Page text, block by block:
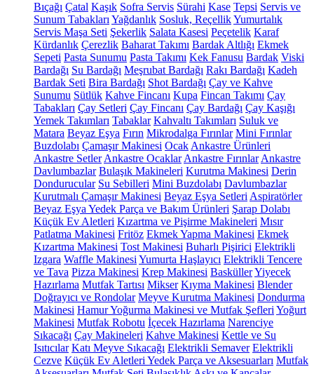
Bıçağı Çatal Kaşık Sofra Servis Sürahi Kase Tepsi Servis ve
Sunum Tabakları Yağdanlık Sosluk, ReçellikYumurtalık
Servis Maşa Seti Şekerlik Salata Kasesi Peçetelik Karaf
Kürdanlık Çerezlik Baharat Takımı Bardak Altlığı Ekmek
Sepeti Pasta Sunumu Pasta Takımı Kek Fanusu Bardak Viski
Bardağı Su Bardağı Meşrubat Bardağı Rakı Bardağı Kadeh
Bardak Seti Bira Bardağı Shot Bardağı Çay ve Kahve
Sunumu Sütlük Kahve Fincanı Kupa Fincan Takımı Çay
Tabakları Çay Setleri Çay Fincanı Çay Bardağı Çay Kaşığı
Yemek Takımları Tabaklar Kahvaltı Takımları Suluk ve
Matara Beyaz Eşya Fırın Mikrodalga Fırınlar Mini Fırınlar
Buzdolabı Çamaşır Makinesi Ocak Ankastre Ürünleri
Ankastre Setler Ankastre Ocaklar Ankastre Fırınlar Ankastre
Davlumbazlar Bulaşık Makineleri Kurutma Makinesi Derin
Dondurucular Su Sebilleri Mini Buzdolabı Davlumbazlar
Kurutmalı Çamaşır Makinesi Beyaz Eşya Setleri Aspiratörler
Beyaz Eşya Yedek Parça ve Bakım Ürünleri Şarap Dolabı
Küçük Ev Aletleri Kızartma ve Pişirme Makineleri Mısır
Patlatma Makinesi Fritöz Ekmek Yapma Makinesi Ekmek
Kızartma Makinesi Tost Makinesi Buharlı Pişirici Elektrikli
Izgara Waffle Makinesi Yumurta Haşlayıcı Elektrikli Tencere
ve Tava Pizza Makinesi Krep Makinesi BasküllerYiyecek
Hazırlama Mutfak Tartısı Mikser Kıyma Makinesi Blender
Doğrayıcı ve Rondolar Meyve Kurutma Makinesi Dondurma
Makinesi Hamur Yoğurma Makinesi ve Mutfak Şefleri Yoğurt
Makinesi Mutfak Robotu İçecek Hazırlama Narenciye
Sıkacağı Çay Makineleri Kahve Makinesi Kettle ve Su
Isıtıcılar Katı Meyve Sıkacağı Elektrikli Semaver Elektrikli
Cezve Küçük Ev Aletleri Yedek Parça ve Aksesuarları Mutfak